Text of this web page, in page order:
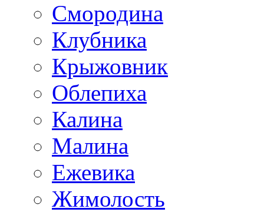
Смородина
Клубника
Крыжовник
Облепиха
Калина
Малина
Ежевика
Жимолость